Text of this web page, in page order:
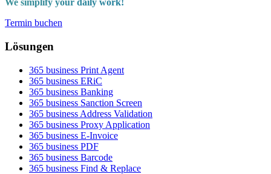
We simplify your daily work!
Termin buchen
Lösungen
365 business Print Agent
365 business ERiC
365 business Banking
365 business Sanction Screen
365 business Address Validation
365 business Proxy Application
365 business E-Invoice
365 business PDF
365 business Barcode
365 business Find & Replace